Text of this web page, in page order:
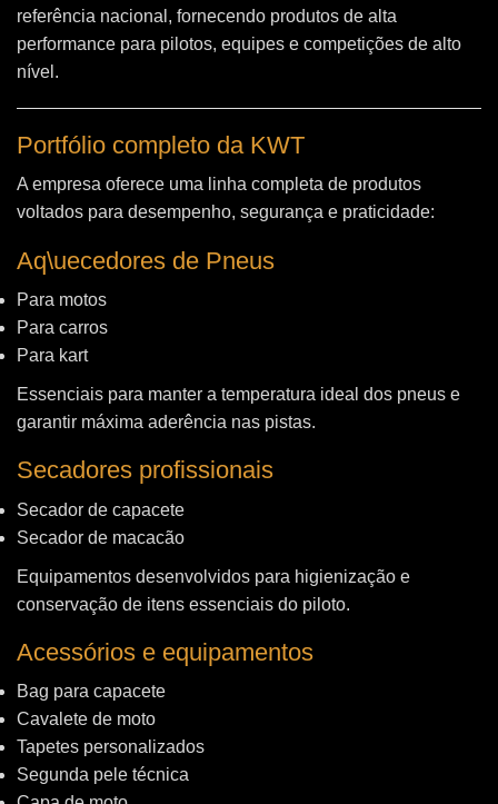
referência nacional, fornecendo produtos de alta
performance para pilotos, equipes e competições de alto
nível.
Portfólio completo da KWT
A empresa oferece uma linha completa de produtos
voltados para desempenho, segurança e praticidade:
Aq\uecedores de Pneus
Para motos
Para carros
Para kart
Essenciais para manter a temperatura ideal dos pneus e
garantir máxima aderência nas pistas.
Secadores profissionais
Secador de capacete
Secador de macacão
Equipamentos desenvolvidos para higienização e
conservação de itens essenciais do piloto.
Acessórios e equipamentos
Bag para capacete
Cavalete de moto
Tapetes personalizados
Segunda pele técnica